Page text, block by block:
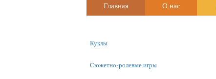
Главная О нас
Куклы
Сюжетно-ролевые игры